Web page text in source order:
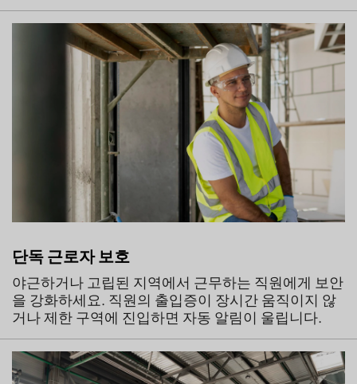
단독 근로자 보호
야근하거나 고립된 지역에서 근무하는 직원에게 보안
을 강화하세요. 직원의 출입증이 장시간 움직이지 않
거나 제한 구역에 진입하면 자동 알림이 울립니다.